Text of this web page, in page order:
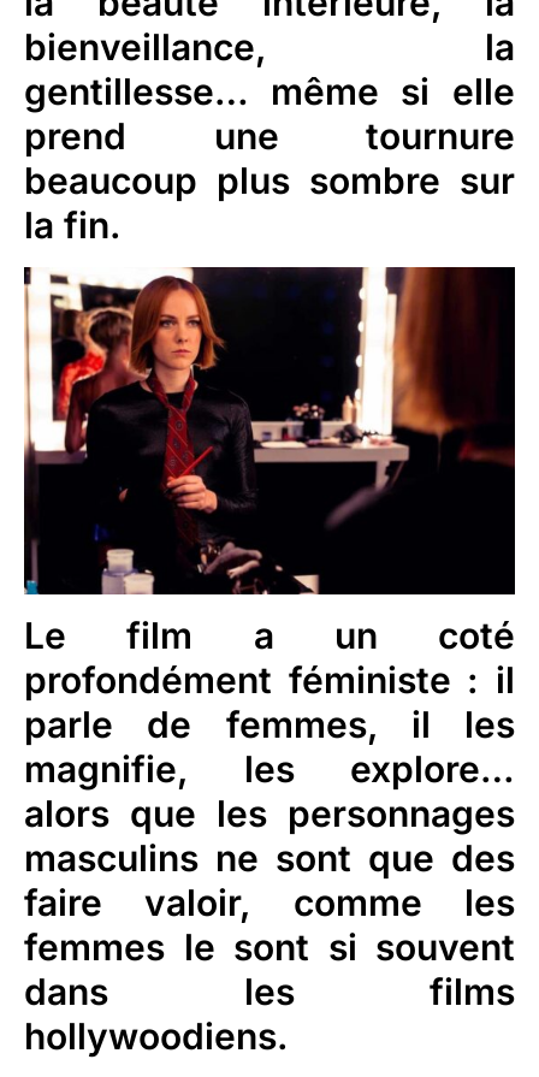
bienveillance, la
gentillesse… même si elle
prend une tournure
beaucoup plus sombre sur
la fin.
Le film a un coté
profondément féministe : il
parle de femmes, il les
magnifie, les explore…
alors que les personnages
masculins ne sont que des
faire valoir, comme les
femmes le sont si souvent
dans les films
hollywoodiens.